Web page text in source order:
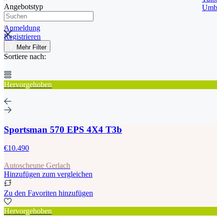
Anmeldung
Registrieren
Angebotstyp
Mehr Filter
Sortiere nach:
Hervorgehoben
Sportsman 570 EPS 4X4 T3b
€10.490
Autoscheune Gerlach
Hinzufügen zum vergleichen
Zu den Favoriten hinzufügen
Hervorgehoben